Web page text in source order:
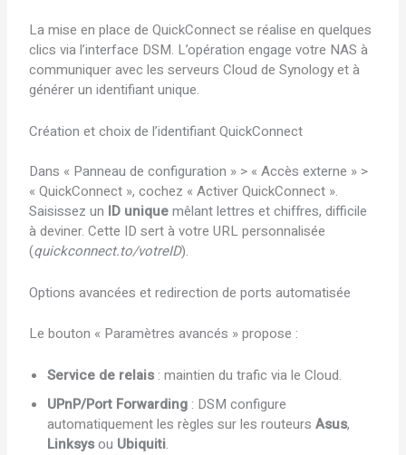
La mise en place de QuickConnect se réalise en quelques
clics via l’interface DSM. L’opération engage votre NAS à
communiquer avec les serveurs Cloud de Synology et à
générer un identifiant unique.
Création et choix de l’identifiant QuickConnect
Dans « Panneau de configuration » > « Accès externe » >
« QuickConnect », cochez « Activer QuickConnect ».
Saisissez un ID uniquemêlant lettres et chiffres, difficile
à deviner. Cette ID sert à votre URL personnalisée
(quickconnect.to/votreID).
Options avancées et redirection de ports automatisée
Le bouton « Paramètres avancés » propose :
Service de relais : maintien du trafic via le Cloud.
UPnP/Port Forwarding : DSM configure
automatiquement les règles sur les routeursAsus,
Linksysou Ubiquiti.